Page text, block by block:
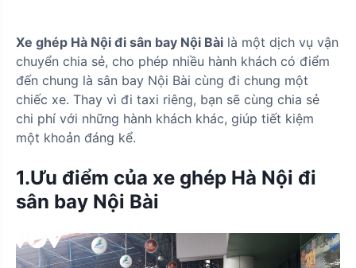
Xe ghép Hà Nội đi sân bay Nội Bài là một dịch vụ vận
chuyển chia sẻ, cho phép nhiều hành khách có điểm
đến chung là sân bay Nội Bài cùng đi chung một
chiếc xe. Thay vì đi taxi riêng, bạn sẽ cùng chia sẻ
chi phí với những hành khách khác, giúp tiết kiệm
một khoản đáng kể.
1.Ưu điểm của xe ghép Hà Nội đi
sân bay Nội Bài